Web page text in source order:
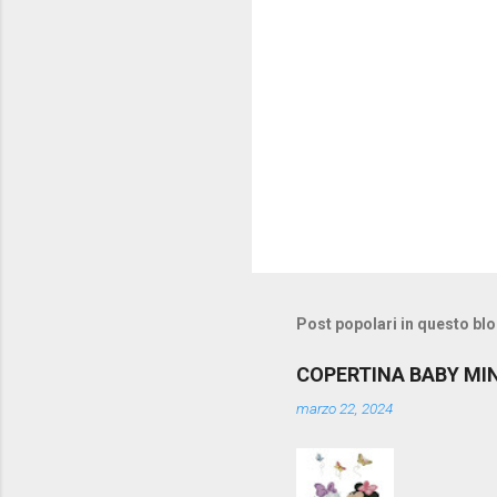
Post popolari in questo
COPERTINA BABY
marzo 22, 2024